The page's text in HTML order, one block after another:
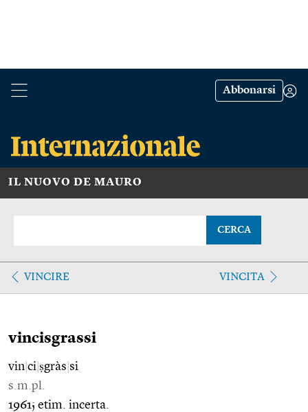
Abbonarsi
IL NUOVO DE MAURO
CERCA
VINCIRE VINCITA
vincisgrassi
vin ci ṣgràs si
s.m.pl.
1961; etim. incerta.